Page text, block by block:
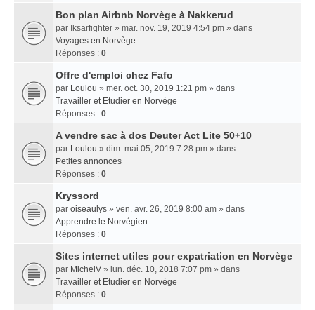
Bon plan Airbnb Norvège à Nakkerud
par Iksarfighter » mar. nov. 19, 2019 4:54 pm » dans
Voyages en Norvège
Réponses : 0
Offre d'emploi chez Fafo
par Loulou » mer. oct. 30, 2019 1:21 pm » dans
Travailler et Etudier en Norvège
Réponses : 0
A vendre sac à dos Deuter Act Lite 50+10
par Loulou » dim. mai 05, 2019 7:28 pm » dans
Petites annonces
Réponses : 0
Kryssord
par oiseaulys » ven. avr. 26, 2019 8:00 am » dans
Apprendre le Norvégien
Réponses : 0
Sites internet utiles pour expatriation en Norvège
par MichelV » lun. déc. 10, 2018 7:07 pm » dans
Travailler et Etudier en Norvège
Réponses : 0